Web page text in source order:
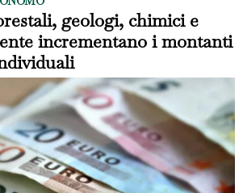
geologi, chimici e
incrementano i montanti